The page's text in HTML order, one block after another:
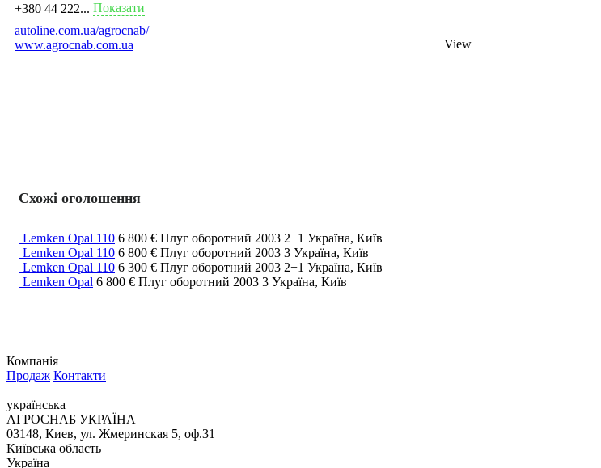
+380 44 222... Показати
autoline.com.ua/agrocnab/
www.agrocnab.com.ua
View
Схожі оголошення
Lemken Opal 110 6 800 € Плуг оборотний 2003 2+1 Україна, Київ
Lemken Opal 110 6 800 € Плуг оборотний 2003 3 Україна, Київ
Lemken Opal 110 6 300 € Плуг оборотний 2003 2+1 Україна, Київ
Lemken Opal 6 800 € Плуг оборотний 2003 3 Україна, Київ
Компанія
Продаж Контакти
українська
АГРОСНАБ УКРАЇНА
03148, Киев, ул. Жмеринская 5, оф.31
Київська область
Україна